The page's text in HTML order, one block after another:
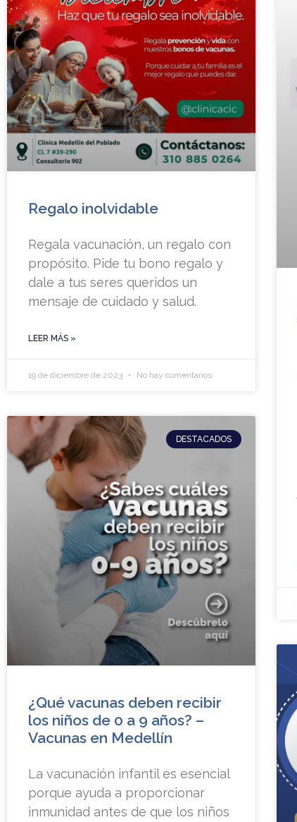
Regalo inolvidable
Regala vacunación, un regalo con
propósito. Pide tu bono regalo y
dale a tus seres queridos un
mensaje de cuidado y salud.
LEER MÁS »
19 de diciembre de 2023 No hay comentarios
DESTACADOS
¿Qué vacunas deben recibir
los niños de 0 a 9 años? –
Vacunas en Medellín
La vacunación infantil es esencial
porque ayuda a proporcionar
inmunidad antes de que los niños